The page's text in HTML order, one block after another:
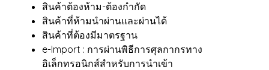
สินค้าต้องห้าม-ต้องกำกัด
สินค้าที่ห้ามนำผ่านและผ่านได้
สินค้าที่ต้องมีมาตรฐาน
e-Import : การผ่านพิธีการศุลกากรทาง
อิเล็กทรอนิกส์สำหรับการนำเข้า